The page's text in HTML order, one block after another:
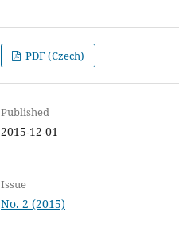
PDF (Czech)
Published
2015-12-01
Issue
No. 2 (2015)